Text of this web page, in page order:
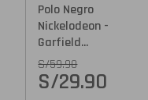
Polo Negro
Nickelodeon -
Garfield...
S/59.90
S/29.90